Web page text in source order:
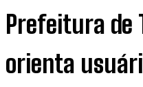
Prefeitura de
orienta